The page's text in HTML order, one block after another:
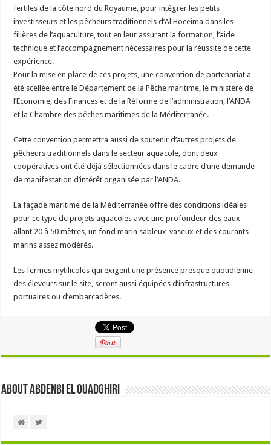
fertiles de la côte nord du Royaume, pour intégrer les petits
investisseurs et les pêcheurs traditionnels d’Al Hoceima dans les
filières de l’aquaculture, tout en leur assurant la formation, l’aide
technique et l’accompagnement nécessaires pour la réussite de cette
expérience.
Pour la mise en place de ces projets, une convention de partenariat a
été scellée entre le Département de la Pêche maritime, le ministère de
l’Economie, des Finances et de la Réforme de l’administration, l’ANDA
et la Chambre des pêches maritimes de la Méditerranée.
Cette convention permettra aussi de soutenir d’autres projets de
pêcheurs traditionnels dans le secteur aquacole, dont deux
coopératives ont été déjà sélectionnées dans le cadre d’une demande
de manifestation d’intérêt organisée par l’ANDA.
La façade maritime de la Méditerranée offre des conditions idéales
pour ce type de projets aquacoles avec une profondeur des eaux
allant 20 à 50 mètres, un fond marin sableux-vaseux et des courants
marins assez modérés.
Les fermes mytilicoles qui exigent une présence presque quotidienne
des éleveurs sur le site, seront aussi équipées d’infrastructures
portuaires ou d’embarcadères.
About Abdenbi EL OUADGHIRI